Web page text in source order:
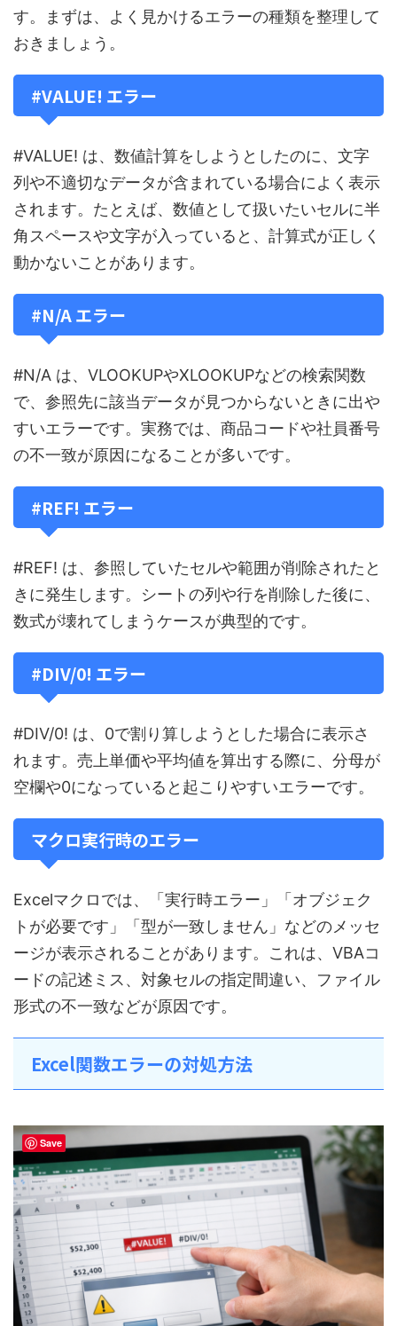
す。まずは、よく見かけるエラーの種類を整理して
おきましょう。
#VALUE! エラー
#VALUE! は、数値計算をしようとしたのに、文字
列や不適切なデータが含まれている場合によく表示
されます。たとえば、数値として扱いたいセルに半
角スペースや文字が入っていると、計算式が正しく
動かないことがあります。
#N/A エラー
#N/A は、VLOOKUPやXLOOKUPなどの検索関数
で、参照先に該当データが見つからないときに出や
すいエラーです。実務では、商品コードや社員番号
の不一致が原因になることが多いです。
#REF! エラー
#REF! は、参照していたセルや範囲が削除されたと
きに発生します。シートの列や行を削除した後に、
数式が壊れてしまうケースが典型的です。
#DIV/0! エラー
#DIV/0! は、0で割り算しようとした場合に表示さ
れます。売上単価や平均値を算出する際に、分母が
空欄や0になっていると起こりやすいエラーです。
マクロ実行時のエラー
Excelマクロでは、「実行時エラー」「オブジェク
トが必要です」「型が一致しません」などのメッセ
ージが表示されることがあります。これは、VBAコ
ードの記述ミス、対象セルの指定間違い、ファイル
形式の不一致などが原因です。
Excel関数エラーの対処方法
Save